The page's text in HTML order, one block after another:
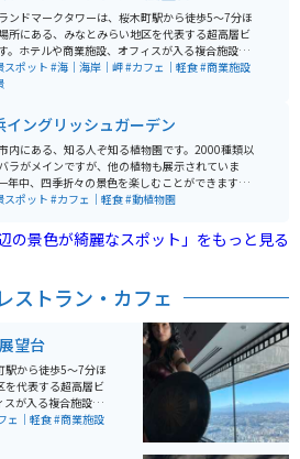
ンドマークタワーは、桜木町駅から徒歩5〜7分ほ
所にある、みなとみらい地区を代表する超高層ビ
。ホテルや商業施設、オフィスが入る複合施設
階には展望フロア「スカイガーデン」がありま
で、窓際に並ぶソファは常に人気。運よく座れた
でコーヒーを買い、ゆったり景色を眺める贅沢な
過ごせます。混雑することが多いため、開店直後
時間帯の訪問がおすすめです。
スポット#海｜海岸｜岬#カフェ｜軽食#商業施設
イングリッシュガーデン
内にある、知る人ぞ知る植物園です。2000種類以
ラがメインですが、他の植物も展示されていま
年中、四季折々の景色を楽しむことができます。
方は人それぞれで、一人でカメラを持って訪れる
がてら訪れてみるのも良いです。
スポット#カフェ｜軽食#動植物園
辺の景色が綺麗なスポット」をもっと見る
ストラン・カフェ
望台
駅から徒歩5〜7分ほ
を代表する超高層ビ
スが入る複合施設
ーデン」がありま
ェ｜軽食#商業施設